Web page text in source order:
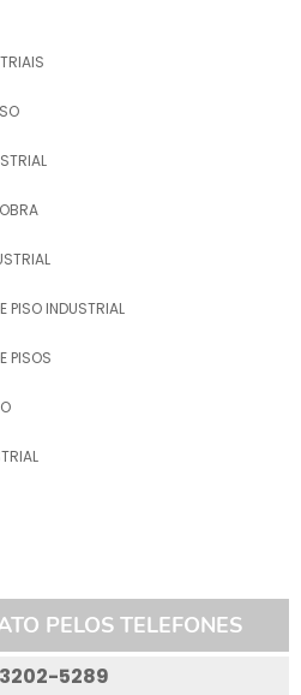
PISO INDUSTRIAL
PISOS
PELOS TELEFONES
3202-5289